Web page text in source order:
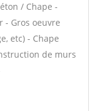
/ Chape -
- Gros oeuvre
etc) - Chape
de murs